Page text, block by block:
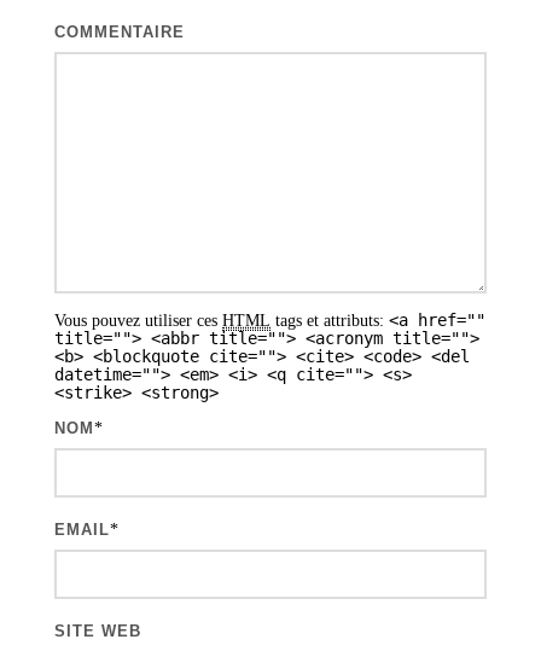
COMMENTAIRE
Vous pouvez utiliser ces HTML tags et attributs: <a href=""
title=""> <abbr title=""> <acronym title="">
<b> <blockquote cite=""> <cite> <code> <del
datetime=""> <em> <i> <q cite=""> <s>
<strike> <strong>
NOM *
EMAIL*
SITE WEB